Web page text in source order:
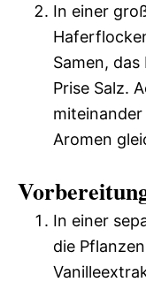
In einer
Samen,
Prise Salz.
Aromen
In einer
die